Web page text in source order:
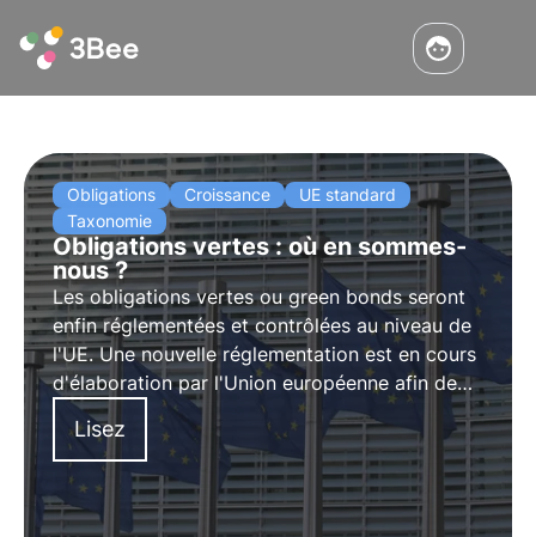
Obligations Croissance
UE standard
Taxonomie
Obligations vertes : où en sommes-
nous ?
Les obligations vertes ou green bonds seront
enfin réglementées et contrôlées au niveau de
l'UE. Une nouvelle réglementation est en cours
d'élaboration par l'Union européenne afin de
garantir une plus grande transparence et
d'éviter les cas d'écoblanchiment.
Lisez